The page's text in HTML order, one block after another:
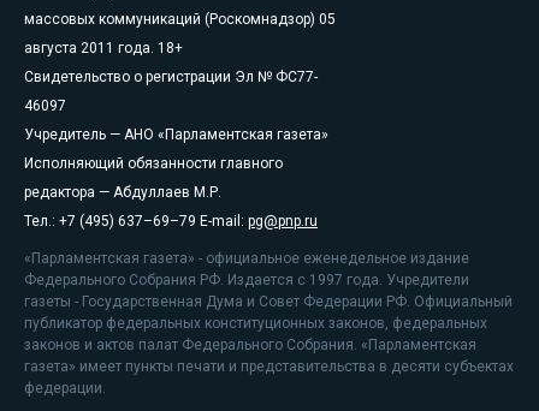
массовых коммуникаций (Роскомнадзор) 05
августа 2011 года. 18+
Свидетельство о регистрации Эл № ФС77-
46097
Учредитель — АНО «Парламентская газета»
Исполняющий обязанности главного
редактора — Абдуллаев М.Р.
Тел.: +7 (495) 637–69–79 E-mail: pg@pnp.ru
«Парламентская газета» - официальное еженедельное издание
Федерального Собрания РФ. Издается с 1997 года. Учредители
газеты - Государственная Дума и Совет Федерации РФ. Официальный
публикатор федеральных конституционных законов, федеральных
законов и актов палат Федерального Собрания. «Парламентская
газета» имеет пункты печати и представительства в десяти субъектах
федерации.